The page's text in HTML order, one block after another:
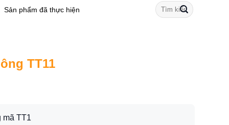
Sản phẩm đã thực hiện
Tìm
kiếm:
TT11
mã TT1